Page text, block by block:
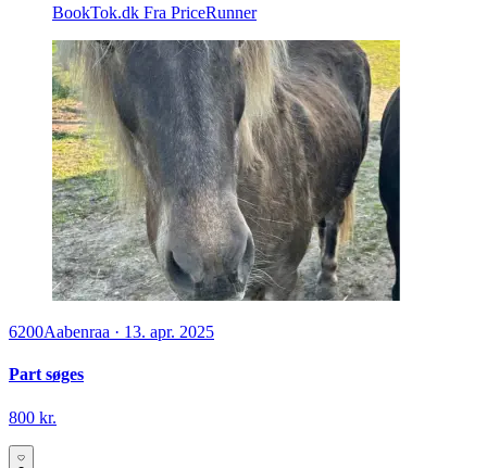
BookTok.dk Fra PriceRunner
6200Aabenraa · 13. apr. 2025
Part søges
800 kr.